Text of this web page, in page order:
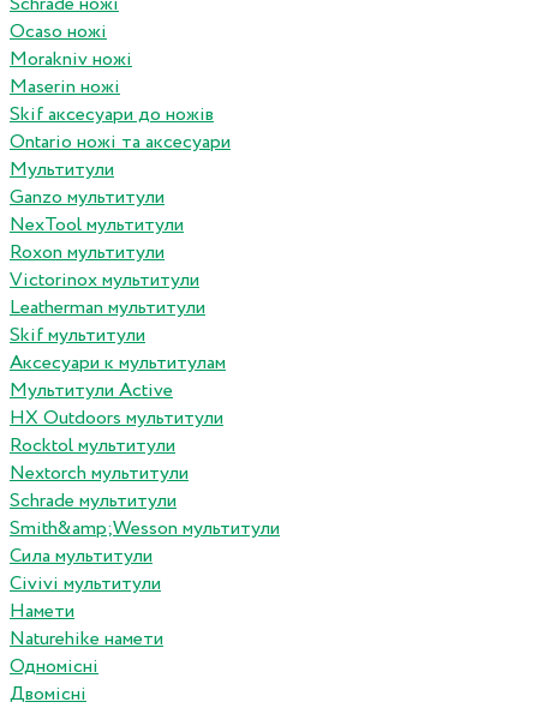
Ocaso ножі
Morakniv ножі
Maserin ножі
Skif аксесуари до ножів
Ontario ножі та аксесуари
Мультитули
Ganzo мультитули
NexTool мультитули
Roxon мультитули
Victorinox мультитули
Leatherman мультитули
Skif мультитули
Аксесуари к мультитулам
Мультитули Active
HX Outdoors мультитули
Rocktol мультитули
Nextorch мультитули
Schrade мультитули
Smith&amp;Wesson мультитули
Сила мультитули
Civivi мультитули
Намети
Naturehike намети
Одномісні
Двомісні